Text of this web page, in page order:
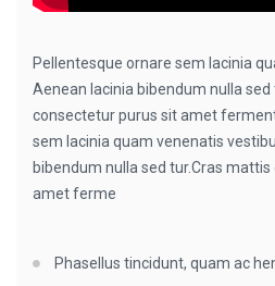
Pellentesque ornare sem lacinia
Aenean lacinia bibendum nulla
consectetur purus sit amet
sem lacinia quam venenatis
bibendum nulla sed tur.Cras
amet ferme
Phasellus tincidunt, quam ac